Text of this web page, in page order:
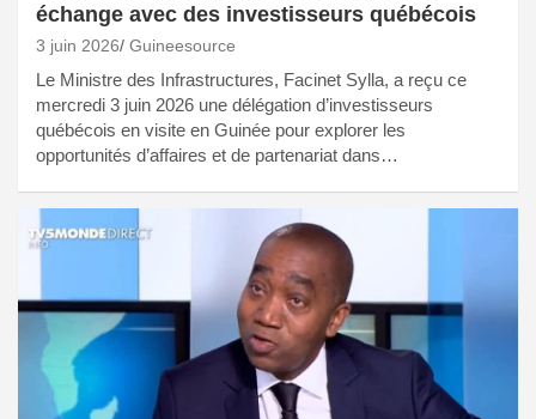
échange avec des investisseurs québécois
3 juin 2026 Guineesource
Le Ministre des Infrastructures, Facinet Sylla, a reçu ce
mercredi 3 juin 2026 une délégation d’investisseurs
québécois en visite en Guinée pour explorer les
opportunités d’affaires et de partenariat dans…